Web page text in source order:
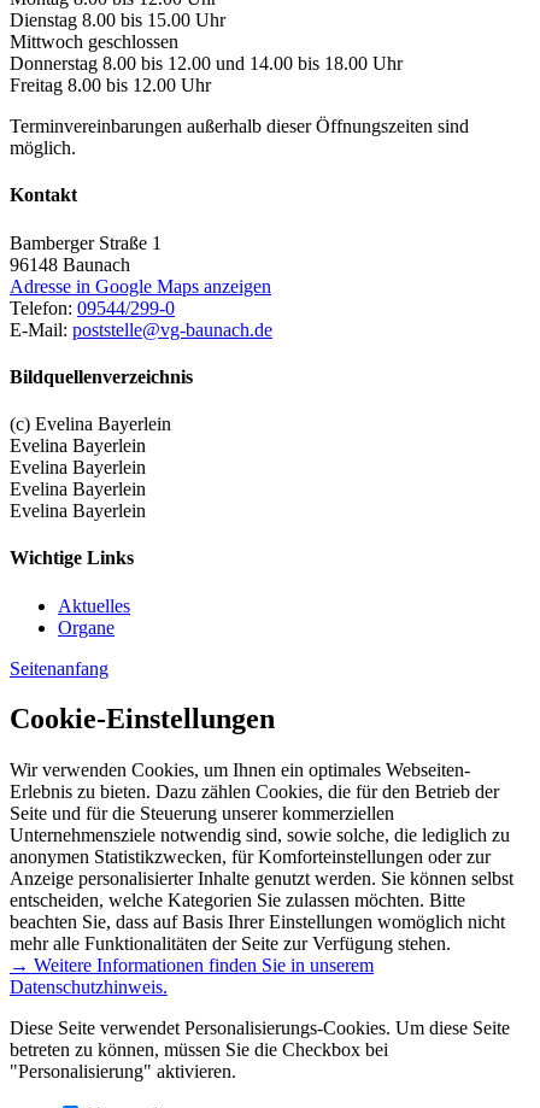
Dienstag 8.00 bis 15.00 Uhr
Mittwoch geschlossen
Donnerstag 8.00 bis 12.00 und 14.00 bis 18.00 Uhr
Freitag 8.00 bis 12.00 Uhr
Terminvereinbarungen außerhalb dieser Öffnungszeiten sind
möglich.
Kontakt
Bamberger Straße 1
96148 Baunach
Adresse in Google Maps anzeigen
Telefon: 09544/299-0
E-Mail: poststelle@vg-baunach.de
Bildquellenverzeichnis
(c) Evelina Bayerlein
Evelina Bayerlein
Evelina Bayerlein
Evelina Bayerlein
Evelina Bayerlein
Wichtige Links
Aktuelles
Organe
Seitenanfang
Cookie-Einstellungen
Wir verwenden Cookies, um Ihnen ein optimales Webseiten-
Erlebnis zu bieten. Dazu zählen Cookies, die für den Betrieb der
Seite und für die Steuerung unserer kommerziellen
Unternehmensziele notwendig sind, sowie solche, die lediglich zu
anonymen Statistikzwecken, für Komforteinstellungen oder zur
Anzeige personalisierter Inhalte genutzt werden. Sie können selbst
entscheiden, welche Kategorien Sie zulassen möchten. Bitte
beachten Sie, dass auf Basis Ihrer Einstellungen womöglich nicht
mehr alle Funktionalitäten der Seite zur Verfügung stehen.
→ Weitere Informationen finden Sie in unserem
Datenschutzhinweis.
Diese Seite verwendet Personalisierungs-Cookies. Um diese Seite
betreten zu können, müssen Sie die Checkbox bei
"Personalisierung" aktivieren.